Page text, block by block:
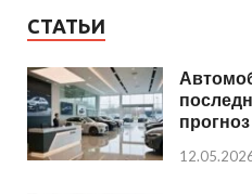
СТАТЬИ